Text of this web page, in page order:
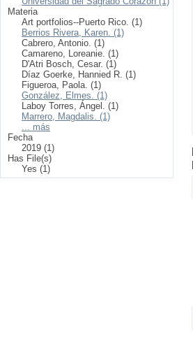
Materia
Art portfolios--Puerto Rico. (1)
Berrios Rivera, Karen. (1)
Cabrero, Antonio. (1)
Camareno, Loreanie. (1)
D'Atri Bosch, Cesar. (1)
Díaz Goerke, Hannied R. (1)
Figueroa, Paola. (1)
González, Elmes. (1)
Laboy Torres, Ángel. (1)
Marrero, Magdalis. (1)
... más
Fecha
2019 (1)
Has File(s)
Yes (1)